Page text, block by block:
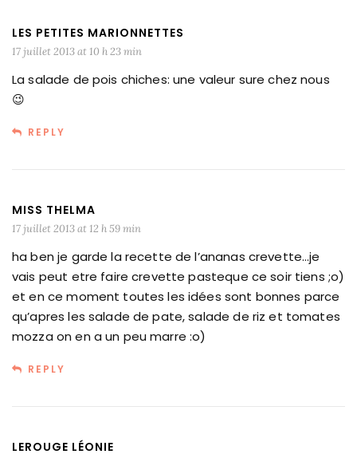
LES PETITES MARIONNETTES
17 juillet 2013 at 10 h 23 min
La salade de pois chiches: une valeur sure chez nous
😉
REPLY
MISS THELMA
17 juillet 2013 at 12 h 59 min
ha ben je garde la recette de l’ananas crevette…je
vais peut etre faire crevette pasteque ce soir tiens ;o)
et en ce moment toutes les idées sont bonnes parce
qu’apres les salade de pate, salade de riz et tomates
mozza on en a un peu marre :o)
REPLY
LEROUGE LÉONIE